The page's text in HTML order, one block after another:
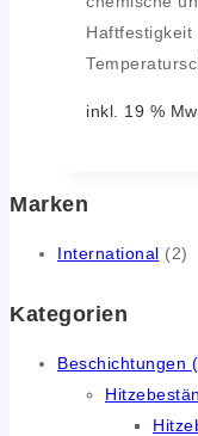
Haftfestigkeit
inkl. 19 %
Marken
International (2)
Kategorien
Beschichtungen